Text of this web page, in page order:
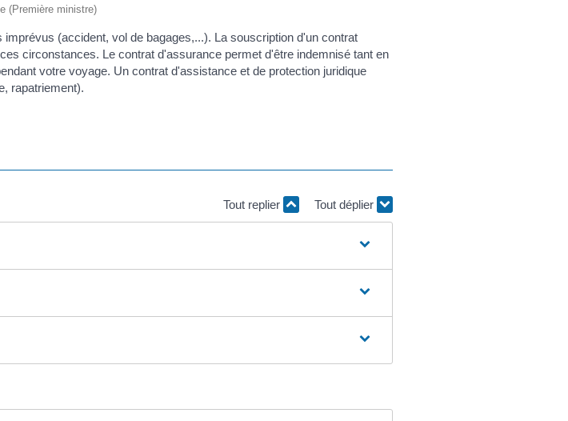
(Première ministre)
(accident, vol de bagages,...). La souscription d'un contrat
circonstances. Le contrat d'assurance permet d'être indemnisé tant en
votre voyage. Un contrat d'assistance et de protection juridique
rapatriement).
Tout replier Tout déplier